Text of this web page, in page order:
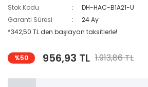
Stok Kodu
DH-HAC-B1A21-U
Garanti Süresi
24 Ay
*342,50 TL den başlayan taksitlerle!
%50 956,93 TL 1.913,86 TL